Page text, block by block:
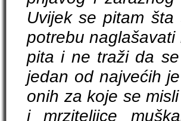
Uvijek se pitam
potrebu
pita i ne traži da
jedan od najvećih
onih za koje se
i mrziteljice